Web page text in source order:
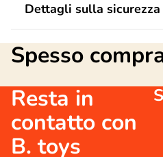
Dettagli sulla sicurezza
Spesso
Resta in
contatto con
B. toys